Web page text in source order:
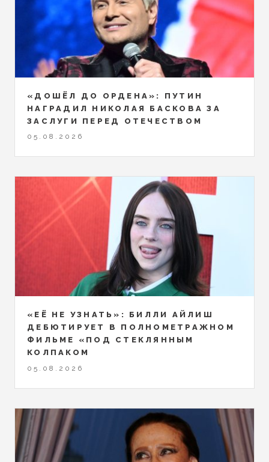
«ДОШЁЛ ДО ОРДЕНА»: ПУТИН
НАГРАДИЛ НИКОЛАЯ БАСКОВА ЗА
ЗАСЛУГИ ПЕРЕД ОТЕЧЕСТВОМ
05.08.2026
«ЕЁ НЕ УЗНАТЬ»: БИЛЛИ АЙЛИШ
ДЕБЮТИРУЕТ В ПОЛНОМЕТРАЖНОМ
ФИЛЬМЕ «ПОД СТЕКЛЯННЫМ
КОЛПАКОМ
05.08.2026